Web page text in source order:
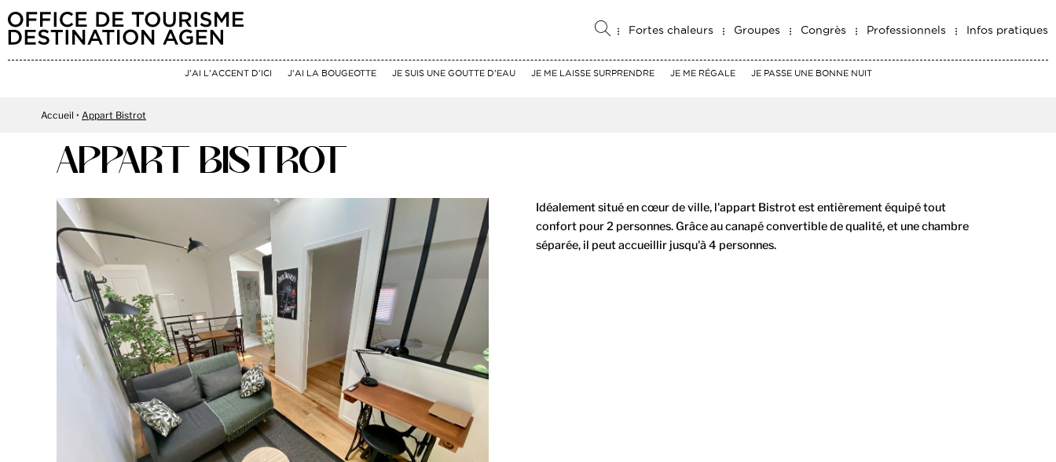
Fortes chaleurs Groupes Congrès Professionnels Infos pratiques
J'AI L'ACCENT D'ICI J'AI LA BOUGEOTTE JE SUIS UNE GOUTTE D'EAU JE ME LAISSE SURPRENDRE JE ME RÉGALE JE PASSE UNE BONNE NUIT
Accueil Appart Bistrot
APPART BISTROT
Idéalement situé en cœur de ville, l'appart Bistrot est entièrement équipé tout
confort pour 2 personnes. Grâce au canapé convertible de qualité, et une chambre
séparée, il peut accueillir jusqu'à 4 personnes.